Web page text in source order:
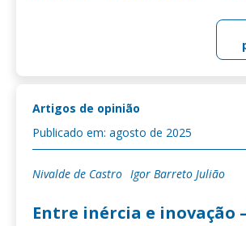
Artigos de opinião
Publicado em: agosto de 2025
Nivalde de Castro Igor Barreto Julião
Entre inércia e inovação